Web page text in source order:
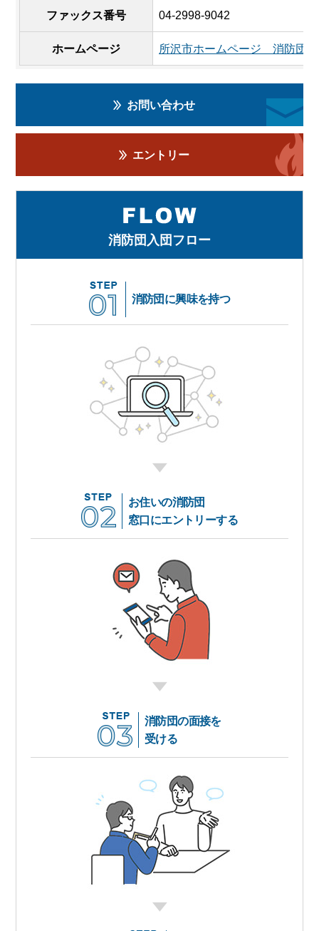
ファックス番号 04-2998-9042
ホームページ 所沢市ホームページ 消防団
お問い合わせ
エントリー
消防団入団フロー
消防団に興味を持つ
お住いの消防団
窓口にエントリーする
消防団の面接を
受ける